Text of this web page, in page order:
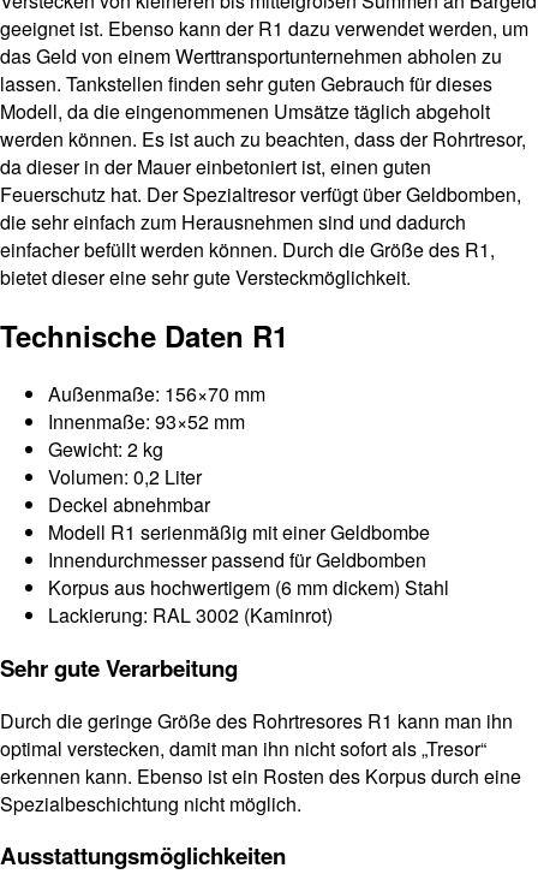
geeignet ist. Ebenso kann der R1 dazu verwendet werden, um
das Geld von einem Werttransportunternehmen abholen zu
lassen. Tankstellen finden sehr guten Gebrauch für dieses
Modell, da die eingenommenen Umsätze täglich abgeholt
werden können. Es ist auch zu beachten, dass der Rohrtresor,
da dieser in der Mauer einbetoniert ist, einen guten
Feuerschutz hat. Der Spezialtresor verfügt über Geldbomben,
die sehr einfach zum Herausnehmen sind und dadurch
einfacher befüllt werden können. Durch die Größe des R1,
bietet dieser eine sehr gute Versteckmöglichkeit.
Technische Daten R1
Außenmaße: 156×70 mm
Innenmaße: 93×52 mm
Gewicht: 2 kg
Volumen: 0,2 Liter
Deckel abnehmbar
Modell R1 serienmäßig mit einer Geldbombe
Innendurchmesser passend für Geldbomben
Korpus aus hochwertigem (6 mm dickem) Stahl
Lackierung: RAL 3002 (Kaminrot)
Sehr gute Verarbeitung
Durch die geringe Größe des Rohrtresores R1 kann man ihn
optimal verstecken, damit man ihn nicht sofort als „Tresor“
erkennen kann. Ebenso ist ein Rosten des Korpus durch eine
Spezialbeschichtung nicht möglich.
Ausstattungsmöglichkeiten